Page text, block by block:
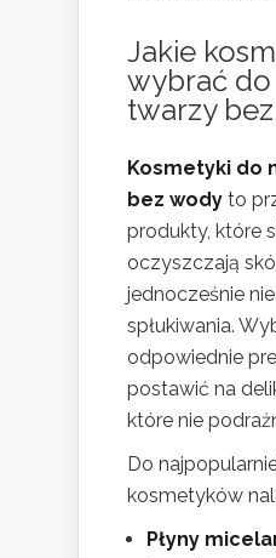
Jakie
wybrać do
twarzy
Kosmetyki do
bez wody to
produkty, które
oczyszczają
jednocześnie
spłukiwania.
odpowiednie
postawić na
które nie
Do
kosmetyków
Płyny